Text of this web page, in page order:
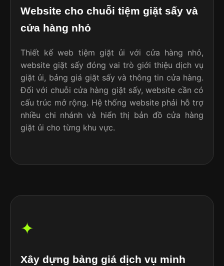
Website cho chuỗi tiệm giặt sấy và
cửa hàng nhỏ
Thiết kế web tiệm giặt ủi với cửa hàng nhỏ,
website giặt sấy đóng vai trò giới thiệu dịch vụ
giặt ủi, bảng giá giặt sấy và thông tin cửa hàng.
Đối với chuỗi cửa hàng giặt sấy, website cần có
cấu trúc mở rộng. Hệ thống website phải hỗ trợ
nhiều chi nhánh và hiển thị bản đồ cửa hàng
giặt ủi cho từng khu vực.
✦
Xây dựng bảng giá dịch vụ minh